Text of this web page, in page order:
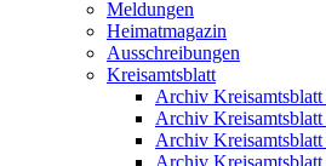
Meldungen
Heimatmagazin
Ausschreibungen
Kreisamtsblatt
Archiv
Archiv
Archiv
Archiv